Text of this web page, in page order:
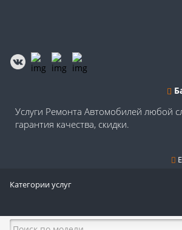
Услуги Ремонта Автомобилей любой
гарантия качества, скидки.
Категории услуг